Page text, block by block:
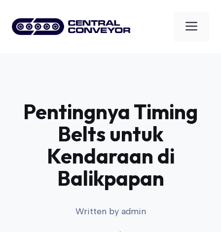
content
Pentingnya Timing
Belts untuk
Kendaraan di
Balikpapan
Written by admin